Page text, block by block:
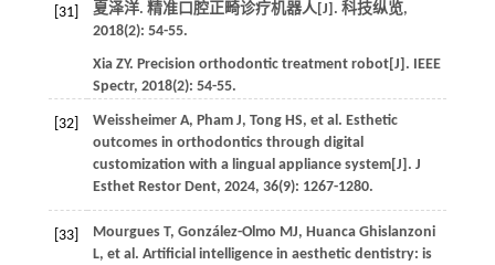
[31] 夏泽洋. 精准口腔正畸诊疗机器人[J]. 科技纵览,
2018(2): 54-55.
Xia ZY. Precision orthodontic treatment robot[J]. IEEE
Spectr, 2018(2): 54-55.
[32] Weissheimer A, Pham J, Tong HS, et al. Esthetic
outcomes in orthodontics through digital
customization with a lingual appliance system[J]. J
Esthet Restor Dent, 2024, 36(9): 1267-1280.
[33] Mourgues T, González-Olmo MJ, Huanca Ghislanzoni
L, et al. Artificial intelligence in aesthetic dentistry: is